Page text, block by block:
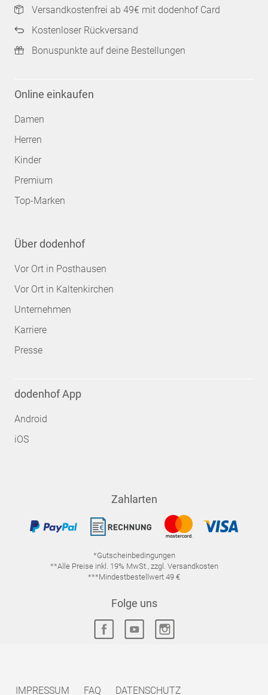
Versandkostenfrei ab 49€ mit dodenhof Card
Kostenloser Rückversand
Bonuspunkte auf deine Bestellungen
Online einkaufen
Damen
Herren
Kinder
Premium
Top-Marken
Über dodenhof
Vor Ort in Posthausen
Vor Ort in Kaltenkirchen
Unternehmen
Karriere
Presse
dodenhof App
Android
iOS
Zahlarten
*Gutscheinbedingungen
**Alle Preise inkl. 19% MwSt., zzgl. Versandkosten
***Mindestbestellwert 49 €
Folge uns
IMPRESSUM FAQ DATENSCHUTZ